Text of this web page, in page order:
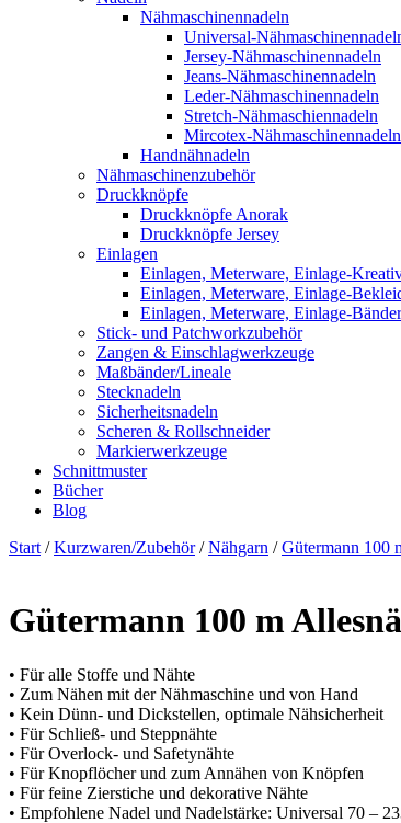
Nähmaschinennadeln
Universal-
Jersey-Nähmaschinennadeln
Jeans-Nähmaschinennadeln
Leder-Nähmaschinennadeln
Stretch-Nähmaschiennadeln
Mircotex-Nähmaschinennadeln
Handnähnadeln
Nähmaschinenzubehör
Druckknöpfe
Druckknöpfe Anorak
Druckknöpfe Jersey
Einlagen
Einlagen, Meterware, Einlage-
Einlagen, Meterware, Einlage-
Einlagen, Meterware, Einlage-Bänder
Stick- und Patchworkzubehör
Zangen & Einschlagwerkzeuge
Maßbänder/Lineale
Stecknadeln
Sicherheitsnadeln
Scheren & Rollschneider
Markierwerkzeuge
Schnittmuster
Bücher
Blog
Start /Kurzwaren/Zubehör/Nähgarn /Gütermann 100
Gütermann 100 m
• Für alle Stoffe und Nähte
• Zum Nähen mit der Nähmaschine und von Hand
• Kein Dünn- und Dickstellen, optimale Nähsicherheit
• Für Schließ- und Steppnähte
• Für Overlock- und Safetynähte
• Für Knopflöcher und zum Annähen von Knöpfen
• Für feine Zierstiche und dekorative Nähte
• Empfohlene Nadel und Nadelstärke: Universal 70 –